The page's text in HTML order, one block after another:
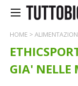
HOME >
GIA' NELLE